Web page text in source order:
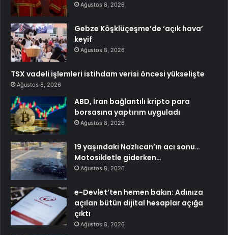
Ağustos 8, 2026
Gebze Köşklüçeşme’de ‘açık hava’
keyif
Ağustos 8, 2026
TSX vadeli işlemleri istihdam verisi öncesi yükselişte
Ağustos 8, 2026
ABD, İran bağlantılı kripto para
borsasına yaptırım uyguladı
Ağustos 8, 2026
19 yaşındaki Nazlıcan’ın acı sonu…
Motosikletle giderken…
Ağustos 8, 2026
e-Devlet’ten hemen bakın: Adınıza
açılan bütün dijital hesaplar açığa
çıktı
Ağustos 8, 2026